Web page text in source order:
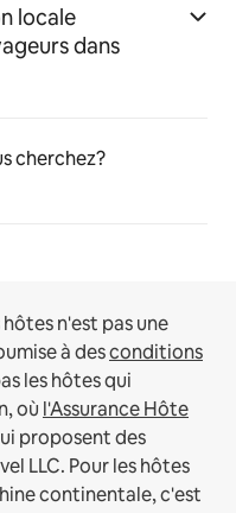
locale
dans
cherchez?
n'est pas une
à desconditions
les hôtes qui
où l'Assurance Hôte
proposent des
LLC. Pour les hôtes
continentale, c'est